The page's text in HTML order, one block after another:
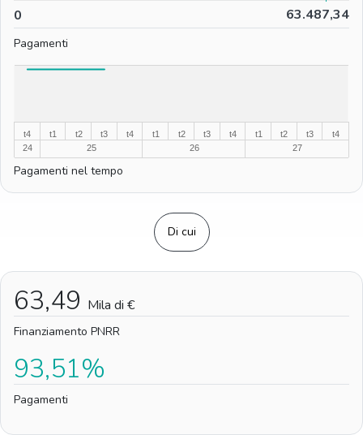
0 63.487,34
Pagamenti
t4
24
t1
25
t2 t3 t4
t1
26
t2 t3 t4
t1
27
t2 t3 t4
Pagamenti nel tempo
Di cui
63,49 Mila di €
Finanziamento PNRR
93,51%
Pagamenti